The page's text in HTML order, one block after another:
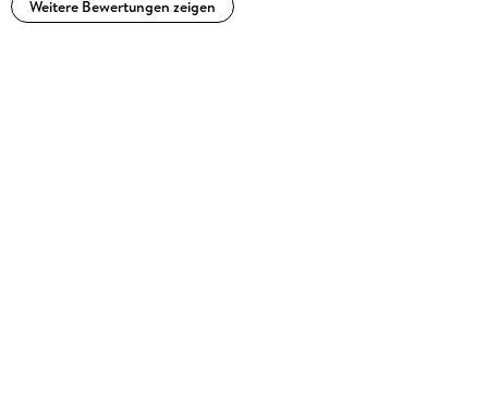
Weitere Bewertungen zeigen